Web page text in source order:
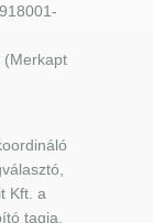
(Merkapt
Kft. a
tagja.